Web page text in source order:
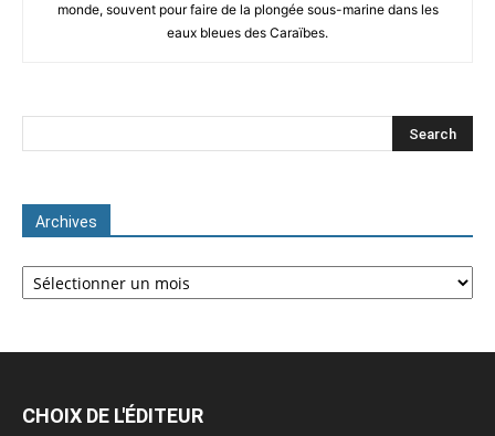
monde, souvent pour faire de la plongée sous-marine dans les
eaux bleues des Caraïbes.
Archives
Archives
CHOIX DE L'ÉDITEUR